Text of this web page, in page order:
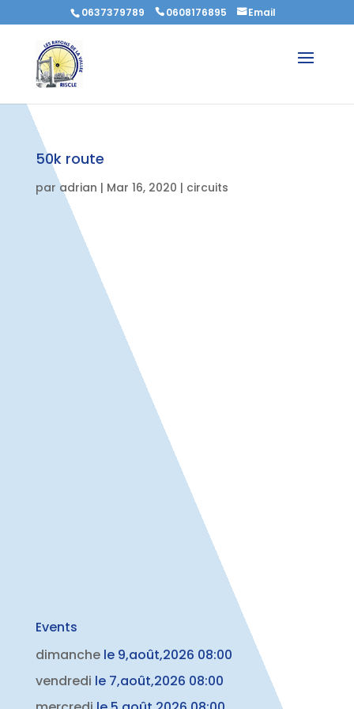
0637379789 0608176895 Email
50k route
par adrian | Mar 16, 2020 | circuits
Events
dimanchele 9,août,2026 08:00
vendredi le 7,août,2026 08:00